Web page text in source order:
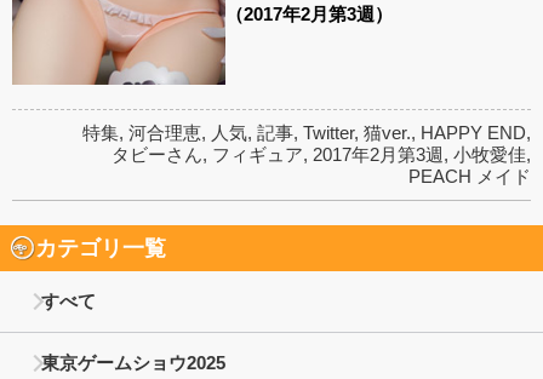
（2017年2月第3週）
特集, 河合理恵, 人気, 記事, Twitter, 猫ver., HAPPY END,
タビーさん, フィギュア, 2017年2月第3週 , 小牧愛佳,
PEACH メイド
カテゴリ一覧
すべて
東京ゲームショウ2025